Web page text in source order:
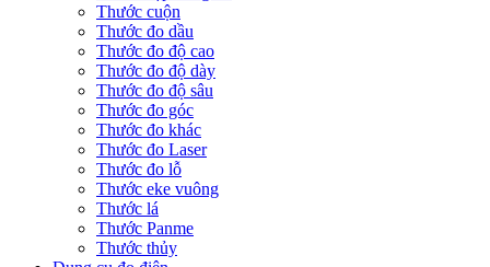
Thước cuộn
Thước đo dầu
Thước đo độ cao
Thước đo độ dày
Thước đo độ sâu
Thước đo góc
Thước đo khác
Thước đo Laser
Thước đo lỗ
Thước eke vuông
Thước lá
Thước Panme
Thước thủy